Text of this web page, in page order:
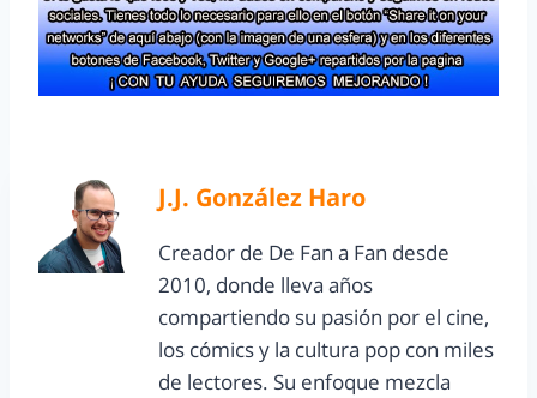
J.J. González Haro
Creador de De Fan a Fan desde
2010, donde lleva años
compartiendo su pasión por el cine,
los cómics y la cultura pop con miles
de lectores. Su enfoque mezcla